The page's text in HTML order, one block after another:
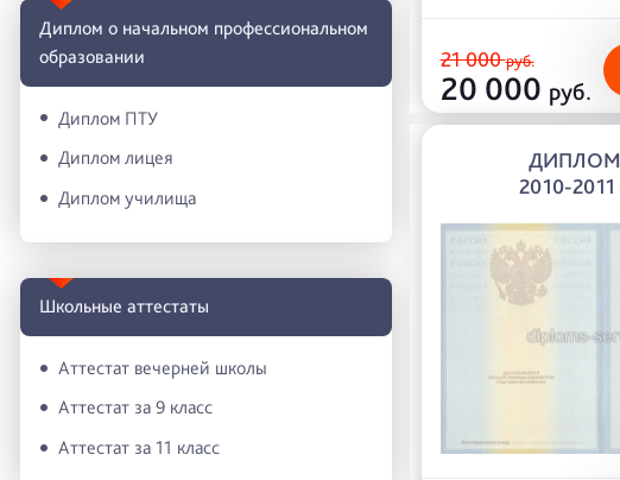
Диплом о начальном профессиональном
oбразовании
Диплом ПТУ
Диплом лицея
Диплом училища
Школьные аттестаты
Аттестат вечерней школы
Аттестат за 9 класс
Аттестат за 11 класс
21 000руб.
20 000 руб.
ДИПЛОМ
2010-